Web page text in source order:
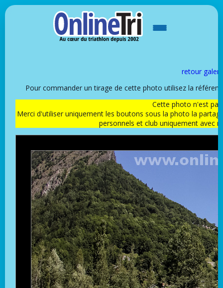
retour
Pour commander un tirage de cette photo utilisez la
Cette photo n'est
Merci d'utiliser uniquement les boutons sous la photo la
personnels et club uniquement avec